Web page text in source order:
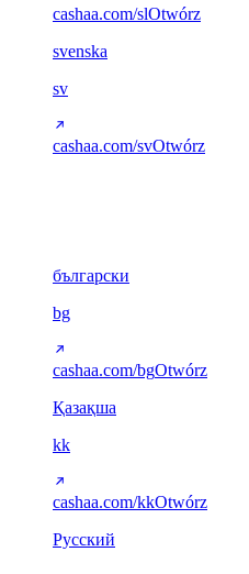
cashaa.com/slOtwórz
svenska
sv
cashaa.com/svOtwórz
български
bg
cashaa.com/bgOtwórz
Қазақша
kk
cashaa.com/kkOtwórz
Русский